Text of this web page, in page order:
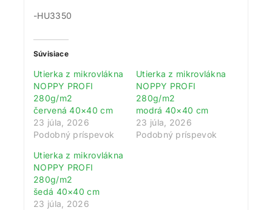
-HU3350
Súvisiace
Utierka z mikrovlákna
NOPPY PROFI
280g/m2
červená 40×40 cm
23 júla, 2026
Podobný príspevok
Utierka z mikrovlákna
NOPPY PROFI
280g/m2
modrá 40×40 cm
23 júla, 2026
Podobný príspevok
Utierka z mikrovlákna
NOPPY PROFI
280g/m2
šedá 40×40 cm
23 júla, 2026
Získajte 200 bodov za registráciu a
zbierajte odmeny!
Zaregistrujte sa ešte dnes a my vám pripíšeme vstupný
bonus 200 bodov. Navyše za každé 1 € nákupu získate
1 bod do vášho vernostného účtu. Nakupujte